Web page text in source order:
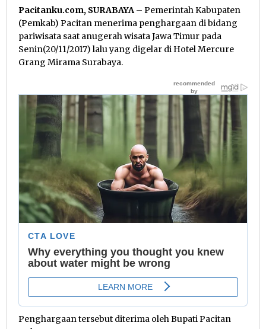
Pacitanku.com, SURABAYA – Pemerintah Kabupaten
(Pemkab) Pacitan menerima penghargaan di bidang
pariwisata saat anugerah wisata Jawa Timur pada
Senin(20/11/2017) lalu yang digelar di Hotel Mercure
Grang Mirama Surabaya.
Penghargaan tersebut diterima oleh Bupati Pacitan